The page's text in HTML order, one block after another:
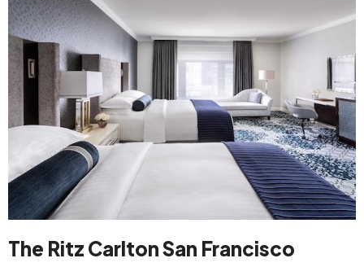
The Ritz Carlton San Francisco